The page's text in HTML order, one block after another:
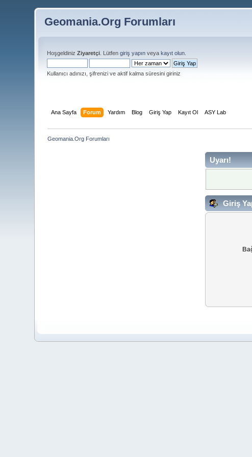
Geomania.Org Forumları
HoşgeldinizZiyaretçi . Lütfengiriş yapın veyakayıt olun
Kullanıcı adınızı, şifrenizi ve aktif kalma süresini giriniz
Ana Sayfa Forum Yardım Blog Giriş Yap Kayıt Ol ASY Lab
Geomania.Org Forumları
Uyarı!
Giriş